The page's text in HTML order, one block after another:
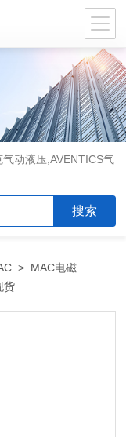
动液压,AVENTICS气
> MAC电磁
货